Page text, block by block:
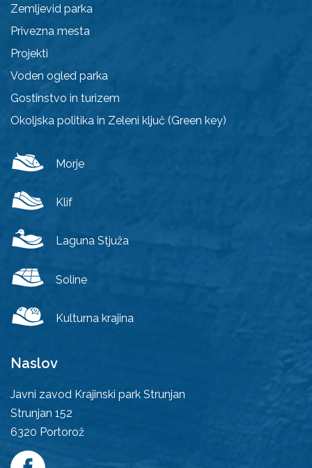
Zemljevid parka
Privezna mesta
Projekti
Voden ogled parka
Gostinstvo in turizem
Okoljska politika in Zeleni ključ (Green key)
Morje
Klif
Laguna Stjuža
Soline
Kulturna krajina
Naslov
Javni zavod Krajinski park Strunjan
Strunjan 152
6320 Portorož